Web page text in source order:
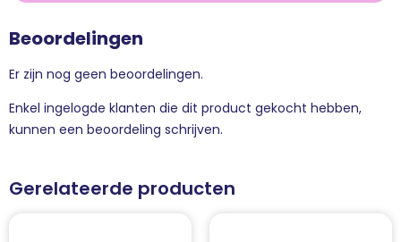
Beoordelingen
Er zijn nog geen beoordelingen.
Enkel ingelogde klanten die dit product gekocht hebben,
kunnen een beoordeling schrijven.
Gerelateerde producten